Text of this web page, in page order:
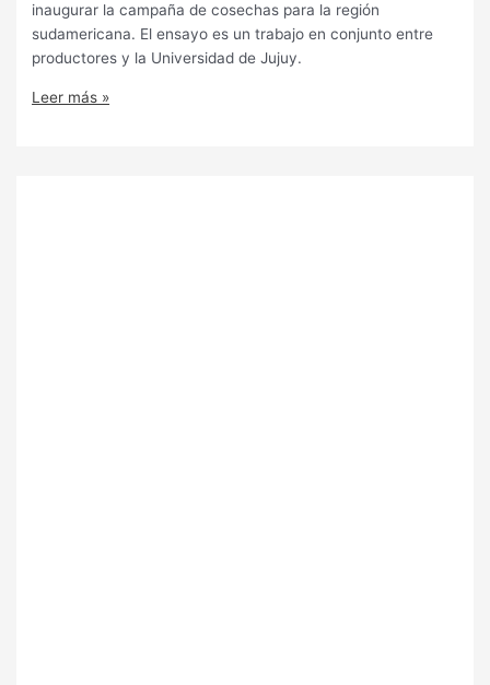
inaugurar la campaña de cosechas para la región
sudamericana. El ensayo es un trabajo en conjunto entre
productores y la Universidad de Jujuy.
Leer más »